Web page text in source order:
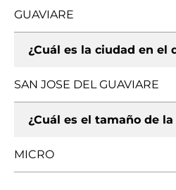
GUAVIARE
¿Cuál es la ciudad en el
SAN JOSE DEL GUAVIARE
¿Cuál es el tamaño de
MICRO